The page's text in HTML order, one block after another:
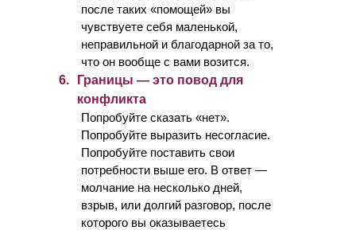
после таких «помощей» вы
чувствуете себя маленькой,
неправильной и благодарной за то,
что он вообще с вами возится.
6.
Границы — это повод для
конфликта
Попробуйте сказать «нет».
Попробуйте выразить несогласие.
Попробуйте поставить свои
потребности выше его. В ответ —
молчание на несколько дней,
взрыв, или долгий разговор, после
которого вы оказываетесь